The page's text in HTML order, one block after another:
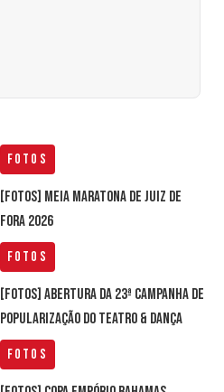
Fotos
[FOTOS] Meia Maratona de Juiz de
Fora 2026
Fotos
[FOTOS] Abertura da 23ª Campanha de
Popularização do Teatro & Dança
Fotos